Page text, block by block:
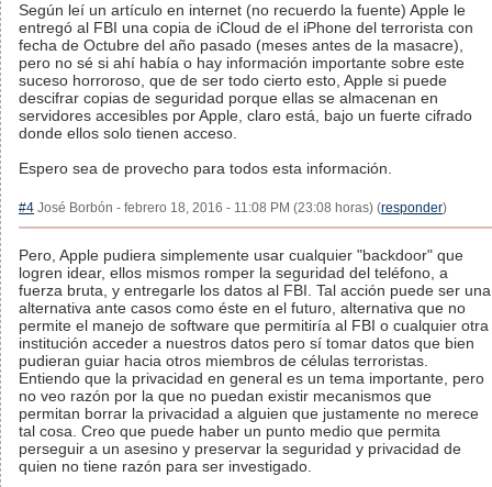
Según leí un artículo en internet (no recuerdo la fuente) Apple le
entregó al FBI una copia de iCloud de el iPhone del terrorista con
fecha de Octubre del año pasado (meses antes de la masacre),
pero no sé si ahí había o hay información importante sobre este
suceso horroroso, que de ser todo cierto esto, Apple si puede
descifrar copias de seguridad porque ellas se almacenan en
servidores accesibles por Apple, claro está, bajo un fuerte cifrado
donde ellos solo tienen acceso.
Espero sea de provecho para todos esta información.
#4 José Borbón - febrero 18, 2016 - 11:08 PM (23:08 horas) (responder)
Pero, Apple pudiera simplemente usar cualquier "backdoor" que
logren idear, ellos mismos romper la seguridad del teléfono, a
fuerza bruta, y entregarle los datos al FBI. Tal acción puede ser una
alternativa ante casos como éste en el futuro, alternativa que no
permite el manejo de software que permitiría al FBI o cualquier otra
institución acceder a nuestros datos pero sí tomar datos que bien
pudieran guiar hacia otros miembros de células terroristas.
Entiendo que la privacidad en general es un tema importante, pero
no veo razón por la que no puedan existir mecanismos que
permitan borrar la privacidad a alguien que justamente no merece
tal cosa. Creo que puede haber un punto medio que permita
perseguir a un asesino y preservar la seguridad y privacidad de
quien no tiene razón para ser investigado.